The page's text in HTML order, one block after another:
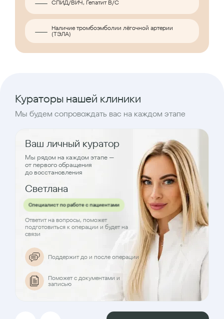
СПИД/ВИЧ, Гепатит B/C
Наличие тромбоэмболии лёгочной артерии
(ТЭЛА)
Кураторы нашей клиники
Мы будем сопровождать вас на каждом этапе
Ваш личный куратор
Мы рядом на каждом этапе —
от первого обращения
до восстановления
Светлана
Специалист по работе с пациентами
Ответит на вопросы, поможет
подготовиться к операции и будет на
связи
Поддержит до и после операции
Поможет с документами и
записью